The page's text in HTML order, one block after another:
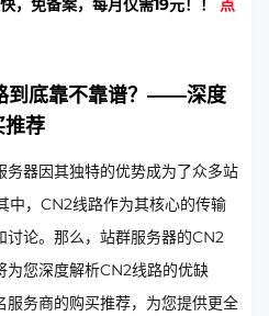
，免备案，每月仅需19元！！ 点
到底靠不靠谱？——深度
推荐
器因其独特的优势成为了众多站
中，CN2线路作为其核心的传输
讨论。那么，站群服务器的CN2
为您深度解析CN2线路的优缺
服务商的购买推荐，为您提供更全